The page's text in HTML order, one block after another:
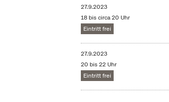
27.9.2023
18 bis circa 20 Uhr
Eintritt frei
27.9.2023
20 bis 22 Uhr
Eintritt frei